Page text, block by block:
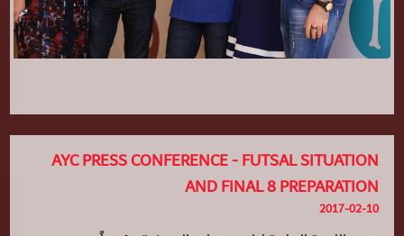
AYC PRESS CONFERENCE - FUTSAL SITUATION
AND FINAL 8 PREPARATION
2017-02-10